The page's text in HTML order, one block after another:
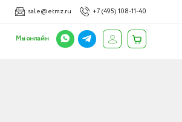
sale@etmz.ru +7 (495) 108-11-40
Мы онлайн